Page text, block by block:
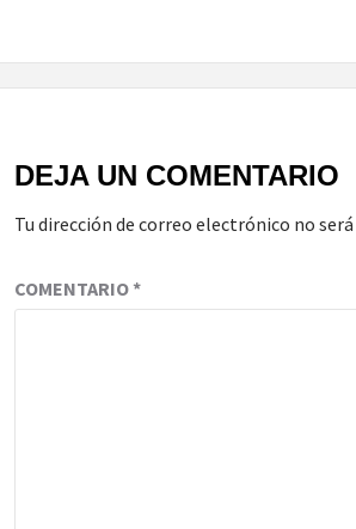
DEJA UN COMENTARIO
Tu dirección de correo electrónico no
COMENTARIO*